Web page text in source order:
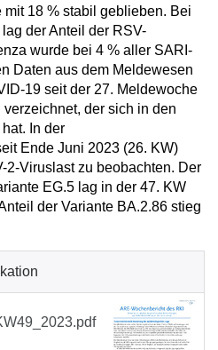
18 % stabil geblieben. Bei
der Anteil der RSV-
wurde bei 4 % aller SARI-
Daten aus dem Meldewesen
19 seit der 27. Meldewoche
der sich in den
In der
Ende Juni 2023 (26. KW)
Viruslast zu beobachten. Der
EG.5 lag in der 47. KW
der Variante BA.2.86 stieg